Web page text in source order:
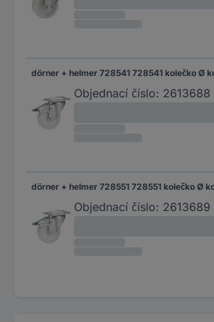
Objednací číslo: 2613688
Objednací číslo: 2613689